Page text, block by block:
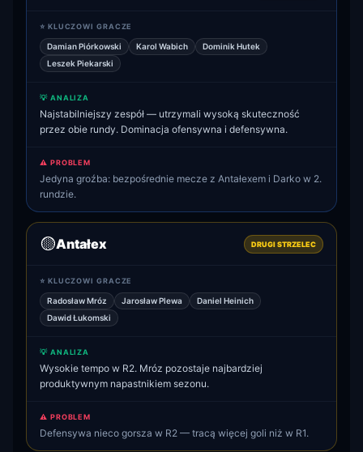
⭐ KLUCZOWI GRACZE
Damian Piórkowski Karol Wabich
Dominik Hutek
Leszek Piekarski
💡 ANALIZA
Najstabilniejszy zespół — utrzymali wysoką skuteczność
przez obie rundy. Dominacja ofensywna i defensywna.
⚠️ PROBLEM
Jedyna groźba: bezpośrednie mecze z Antałexem i Darko w 2.
rundzie.
🟡Antałex DRUGI STRZELEC
⭐ KLUCZOWI GRACZE
Radosław Mróz Jarosław Plewa
Daniel Heinich
Dawid Łukomski
💡 ANALIZA
Wysokie tempo w R2. Mróz pozostaje najbardziej
produktywnym napastnikiem sezonu.
⚠️ PROBLEM
Defensywa nieco gorsza w R2 — tracą więcej goli niż w R1.